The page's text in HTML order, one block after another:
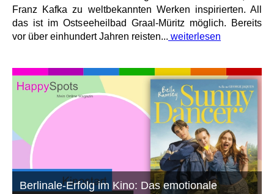
Franz Kafka zu weltbekannten Werken inspirierten. All
das ist im Ostseeheilbad Graal-Müritz möglich. Bereits
vor über einhundert Jahren reisten... weiterlesen
Berlinale-Erfolg im Kino: Das emotionale